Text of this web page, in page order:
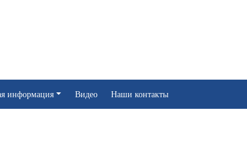
информация Видео Наши контакты